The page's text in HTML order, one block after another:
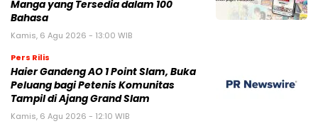
Manga yang Tersedia dalam 100
Bahasa
Kamis, 6 Agu 2026 - 13:00 WIB
Pers Rilis
Haier Gandeng AO 1 Point Slam, Buka
Peluang bagi Petenis Komunitas
Tampil di Ajang Grand Slam
Kamis, 6 Agu 2026 - 12:10 WIB